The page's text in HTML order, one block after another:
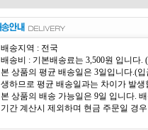
배송지역 : 전국
배송비 : 기본배송료는 3,500원 입니다
본 상품의 평균 배송일은 3일입니다.(
생하므로 평균 배송일과는 차이가 발생
본 상품의 배송 가능일은 9일 입니다.
기간 계산시 제외하며 현금 주문일 경